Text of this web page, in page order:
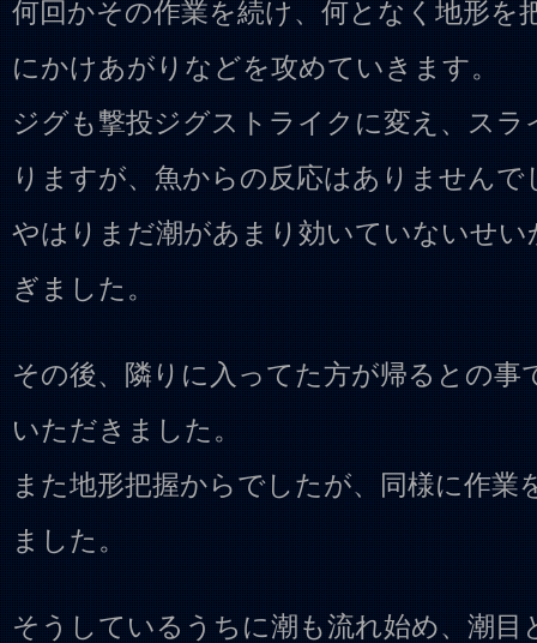
何回かその作業を続け、何となく地形を
にかけあがりなどを攻めていきます。
ジグも撃投ジグストライクに変え、スラ
りますが、魚からの反応はありませんで
やはりまだ潮があまり効いていないせ
ぎました。
その後、隣りに入ってた方が帰るとの事
いただきました。
また地形把握からでしたが、同様に作業
ました。
そうしているうちに潮も流れ始め、潮目